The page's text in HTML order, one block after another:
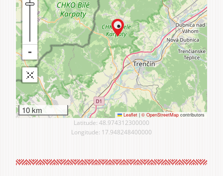
10 km Leaflet | © OpenStreetMap contributors
Latitude: 48.974312300000
Longitude: 17.948248400000